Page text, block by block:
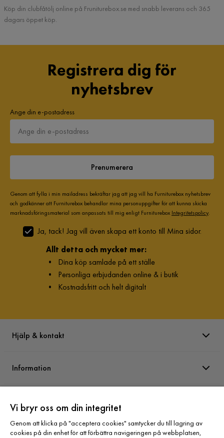
Köp din clubfåtölj online på Fruniturebox.se med snabb leverans och 365
dagars öppet köp.
Registrera dig för
nyhetsbrev
Ange din e-postadress
Prenumerera
Genom att fylla i min mailadress bekräftar jag att jag vill ha Furniturebox nyhetsbrev
och godkänner att Furniturebox behandlar mina personuppgifter för att kunna skicka
marknadsföringsmaterial som anpassats till mig enligt Furniturebox Integritetspolicy.
Ja, tack! Jag vill även skapa ett konto till Mina sidor.
Allt detta och mycket mer:
• Dina köp samlade på ett ställe
• Personliga erbjudanden online & i butik
• Kostnadsfritt och helt digitalt
Hjälp & kontakt
Information
Sortiment
Vi bryr oss om din integritet
Genom att klicka på "acceptera cookies" samtycker du till lagring av
cookies på din enhet för att förbättra navigeringen på webbplatsen,